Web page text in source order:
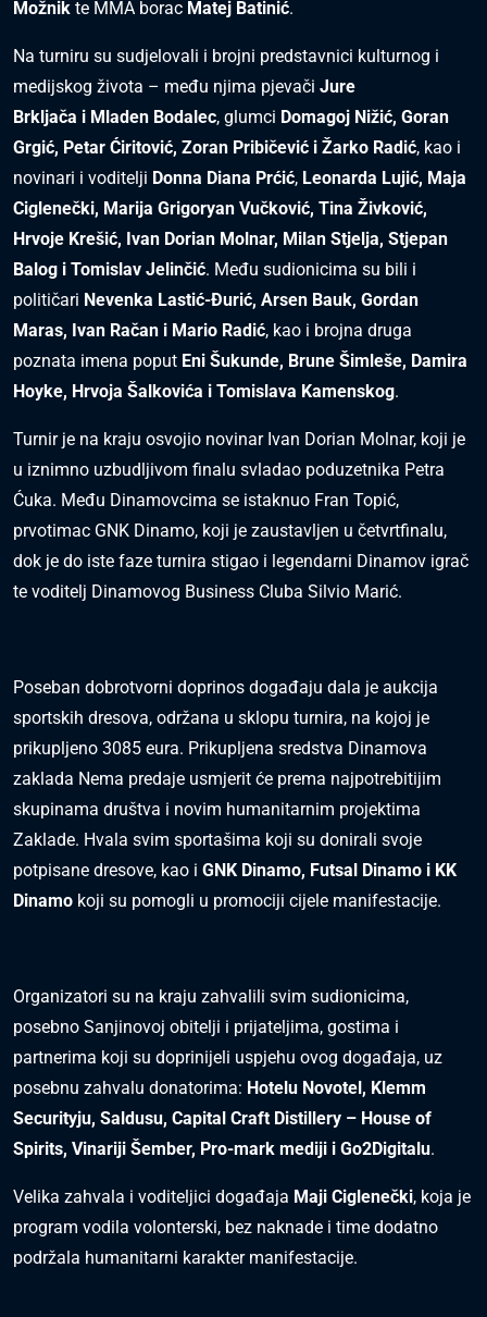
Možnik te MMA borac Matej Batinić.
Na turniru su sudjelovali i brojni predstavnici kulturnog i
medijskog života – među njima pjevači Jure
Brkljača i Mladen Bodalec, glumci Domagoj Nižić, Goran
Grgić, Petar Ćiritović, Zoran Pribičević i Žarko Radić, kao i
novinari i voditelji Donna Diana Prćić, Leonarda Lujić, Maja
Ciglenečki, Marija Grigoryan Vučković, Tina Živković,
Hrvoje Krešić, Ivan Dorian Molnar, Milan Stjelja, Stjepan
Balog i Tomislav Jelinčić. Među sudionicima su bili i
političari Nevenka Lastić-Đurić, Arsen Bauk, Gordan
Maras, Ivan Račan i Mario Radić, kao i brojna druga
poznata imena poput Eni Šukunde, Brune Šimleše, Damira
Hoyke, Hrvoja Šalkovića i Tomislava Kamenskog.
Turnir je na kraju osvojio novinar Ivan Dorian Molnar, koji je
u iznimno uzbudljivom finalu svladao poduzetnika Petra
Ćuka. Među Dinamovcima se istaknuo Fran Topić,
prvotimac GNK Dinamo, koji je zaustavljen u četvrtfinalu,
dok je do iste faze turnira stigao i legendarni Dinamov igrač
te voditelj Dinamovog Business Cluba Silvio Marić.
Poseban dobrotvorni doprinos događaju dala je aukcija
sportskih dresova, održana u sklopu turnira, na kojoj je
prikupljeno 3085 eura. Prikupljena sredstva Dinamova
zaklada Nema predaje usmjerit će prema najpotrebitijim
skupinama društva i novim humanitarnim projektima
Zaklade. Hvala svim sportašima koji su donirali svoje
potpisane dresove, kao i GNK Dinamo, Futsal Dinamo i KK
Dinamo koji su pomogli u promociji cijele manifestacije.
Organizatori su na kraju zahvalili svim sudionicima,
posebno Sanjinovoj obitelji i prijateljima, gostima i
partnerima koji su doprinijeli uspjehu ovog događaja, uz
posebnu zahvalu donatorima: Hotelu Novotel, Klemm
Securityju, Saldusu, Capital Craft Distillery – House of
Spirits, Vinariji Šember, Pro-mark mediji i Go2Digitalu.
Velika zahvala i voditeljici događaja Maji Ciglenečki, koja je
program vodila volonterski, bez naknade i time dodatno
podržala humanitarni karakter manifestacije.